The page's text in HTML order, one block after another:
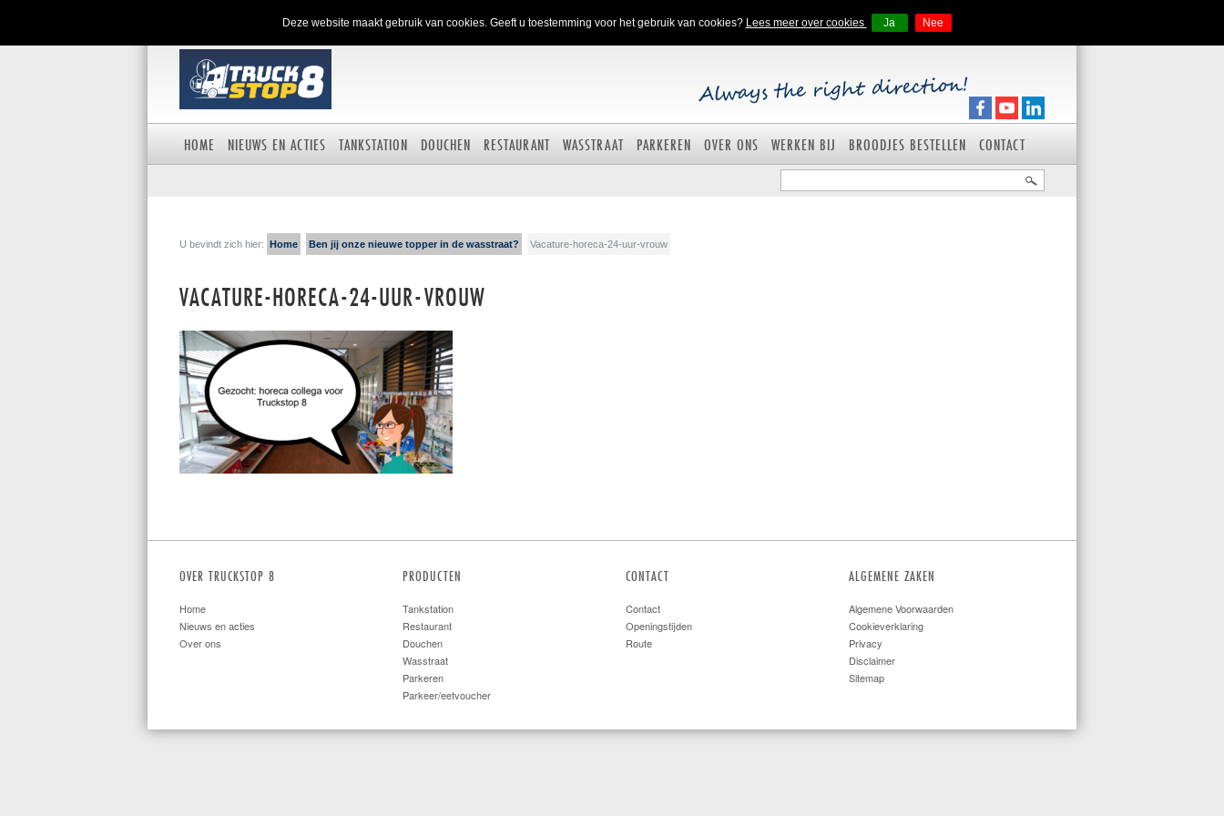
Deze website maakt gebruik van cookies. Geeft u toestemming voor het gebruik van cookies? Lees meer over cookies Ja Nee
HOME NIEUWS EN ACTIES TANKSTATION DOUCHEN RESTAURANT WASSTRAAT PARKEREN OVER ONS WERKEN BIJ BROODJES BESTELLEN CONTACT
U bevindt zich hier: Home Ben jij onze nieuwe topper in de wasstraat? Vacature-horeca-24-uur-vrouw
VACATURE-HORECA-24-UUR-VROUW
OVER TRUCKSTOP 8
Home
Nieuws en acties
Over ons
PRODUCTEN
Tankstation
Restaurant
Douchen
Wasstraat
Parkeren
Parkeer/eetvoucher
CONTACT
Contact
Openingstijden
Route
ALGEMENE ZAKEN
Algemene Voorwaarden
Cookieverklaring
Privacy
Disclaimer
Sitemap